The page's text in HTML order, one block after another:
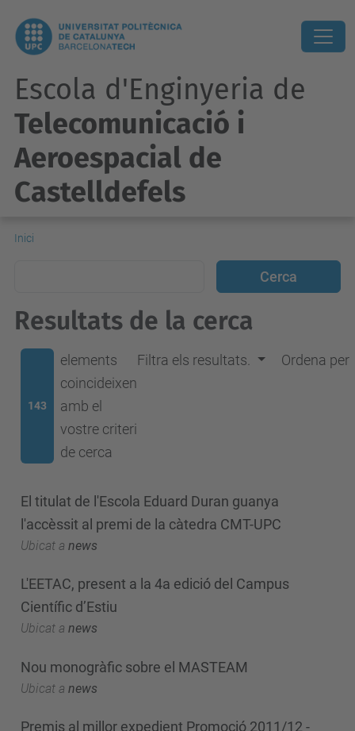
Escola d'Enginyeria de
Telecomunicació i
Aeroespacial de
Castelldefels
Inici
Resultats de la cerca
143
elements
coincideixen
amb el
vostre criteri
de cerca
Filtra els resultats. Ordena per
El titulat de l'Escola Eduard Duran guanya
l'accèssit al premi de la càtedra CMT-UPC
Ubicat a news
L'EETAC, present a la 4a edició del Campus
Científic d’Estiu
Ubicat a news
Nou monogràfic sobre el MASTEAM
Ubicat a news
Premis al millor expedient Promoció 2011/12 -